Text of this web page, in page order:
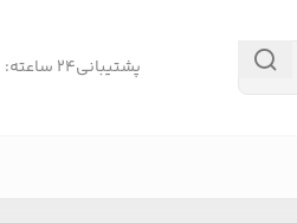
پشتیبانی۲۴ ساعته: